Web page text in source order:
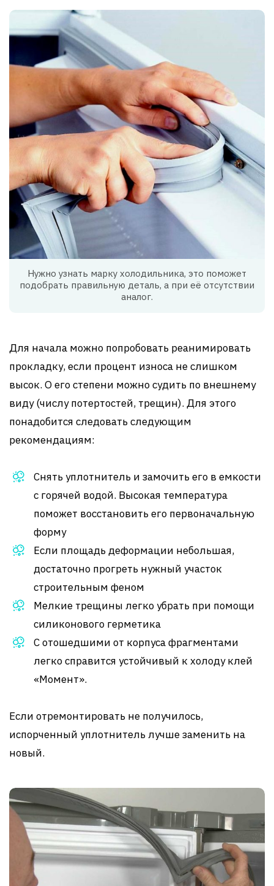
Нужно узнать марку холодильника, это поможет
подобрать правильную деталь, а при её отсутствии
аналог.
Для начала можно попробовать реанимировать
прокладку, если процент износа не слишком
высок. О его степени можно судить по внешнему
виду (числу потертостей, трещин). Для этого
понадобится следовать следующим
рекомендациям:
Снять уплотнитель и замочить его в емкости
с горячей водой. Высокая температура
поможет восстановить его первоначальную
форму
Если площадь деформации небольшая,
достаточно прогреть нужный участок
строительным феном
Мелкие трещины легко убрать при помощи
силиконового герметика
С отошедшими от корпуса фрагментами
легко справится устойчивый к холоду клей
«Момент».
Если отремонтировать не получилось,
испорченный уплотнитель лучше заменить на
новый.